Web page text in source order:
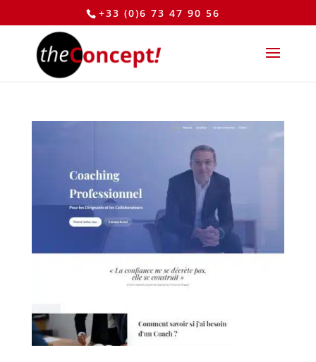
+33 (0)6 73 47 90 56